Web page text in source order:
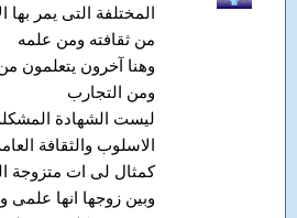
المختلفة التى يمر بها
من ثقافته ومن علمه
وهنا آخرون يتعلمون
ومن التجارب
ليست الشهادة
الاسلوب والثقافة
كمثال لى ات متزوجة
وبين زوجها انها علمى